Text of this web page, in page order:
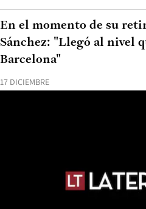
17 DICIEMBRE
En el momento de su
Sánchez: "Llegó al nivel
Barcelona"